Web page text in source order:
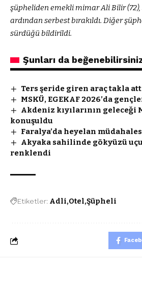
şüpheliden emekli mimar Ali Bilir
ardından serbest bırakıldı. Diğer
sürdüğü bildirildi.
Şunları da
Ters şeride giren araç takla
MSKÜ, EGEKAF 2026’da
Akdeniz kıyılarının geleceği
konuşuldu
Faralya’da heyelan
Akyaka sahilinde gökyüzü
renklendi
Etiketler: Adli Otel Şüpheli